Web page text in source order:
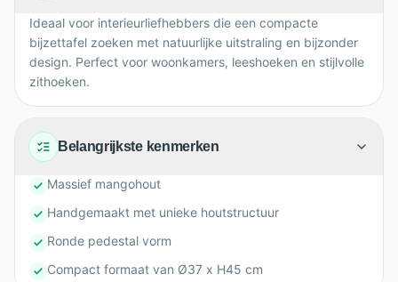
Ideaal voor interieurliefhebbers die een compacte
bijzettafel zoeken met natuurlijke uitstraling en bijzonder
design. Perfect voor woonkamers, leeshoeken en stijlvolle
zithoeken.
Belangrijkste kenmerken
Massief mangohout
Handgemaakt met unieke houtstructuur
Ronde pedestal vorm
Compact formaat van Ø37 x H45 cm